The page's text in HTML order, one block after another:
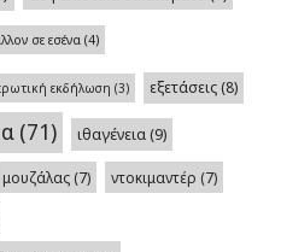
σε εσένα (4)
εκδήλωση (3) εξετάσεις (8)
(71) ιθαγένεια(9)
μουζάλας (7) ντοκιμαντέρ (7)